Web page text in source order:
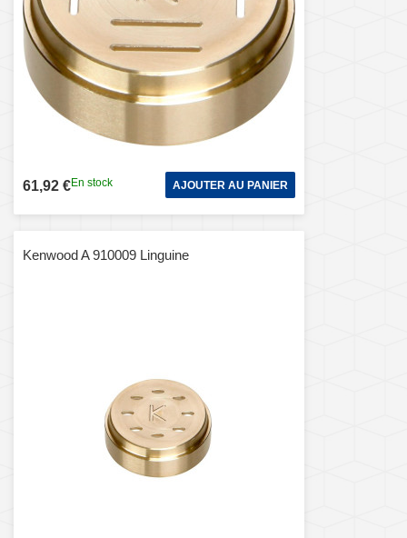
61,92 €En stock AJOUTER AU PANIER
Kenwood A 910009 Linguine